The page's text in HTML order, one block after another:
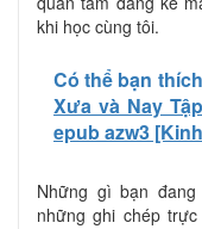
khi học cùng tôi.
Có thể bạn
Xưa và Nay
epub azw3
Những gì bạn
những ghi chép